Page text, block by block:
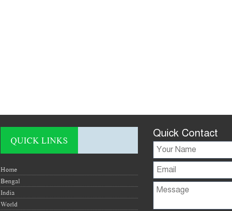
QUICK LINKS
Home
Bengal
India
World
Quick Contact